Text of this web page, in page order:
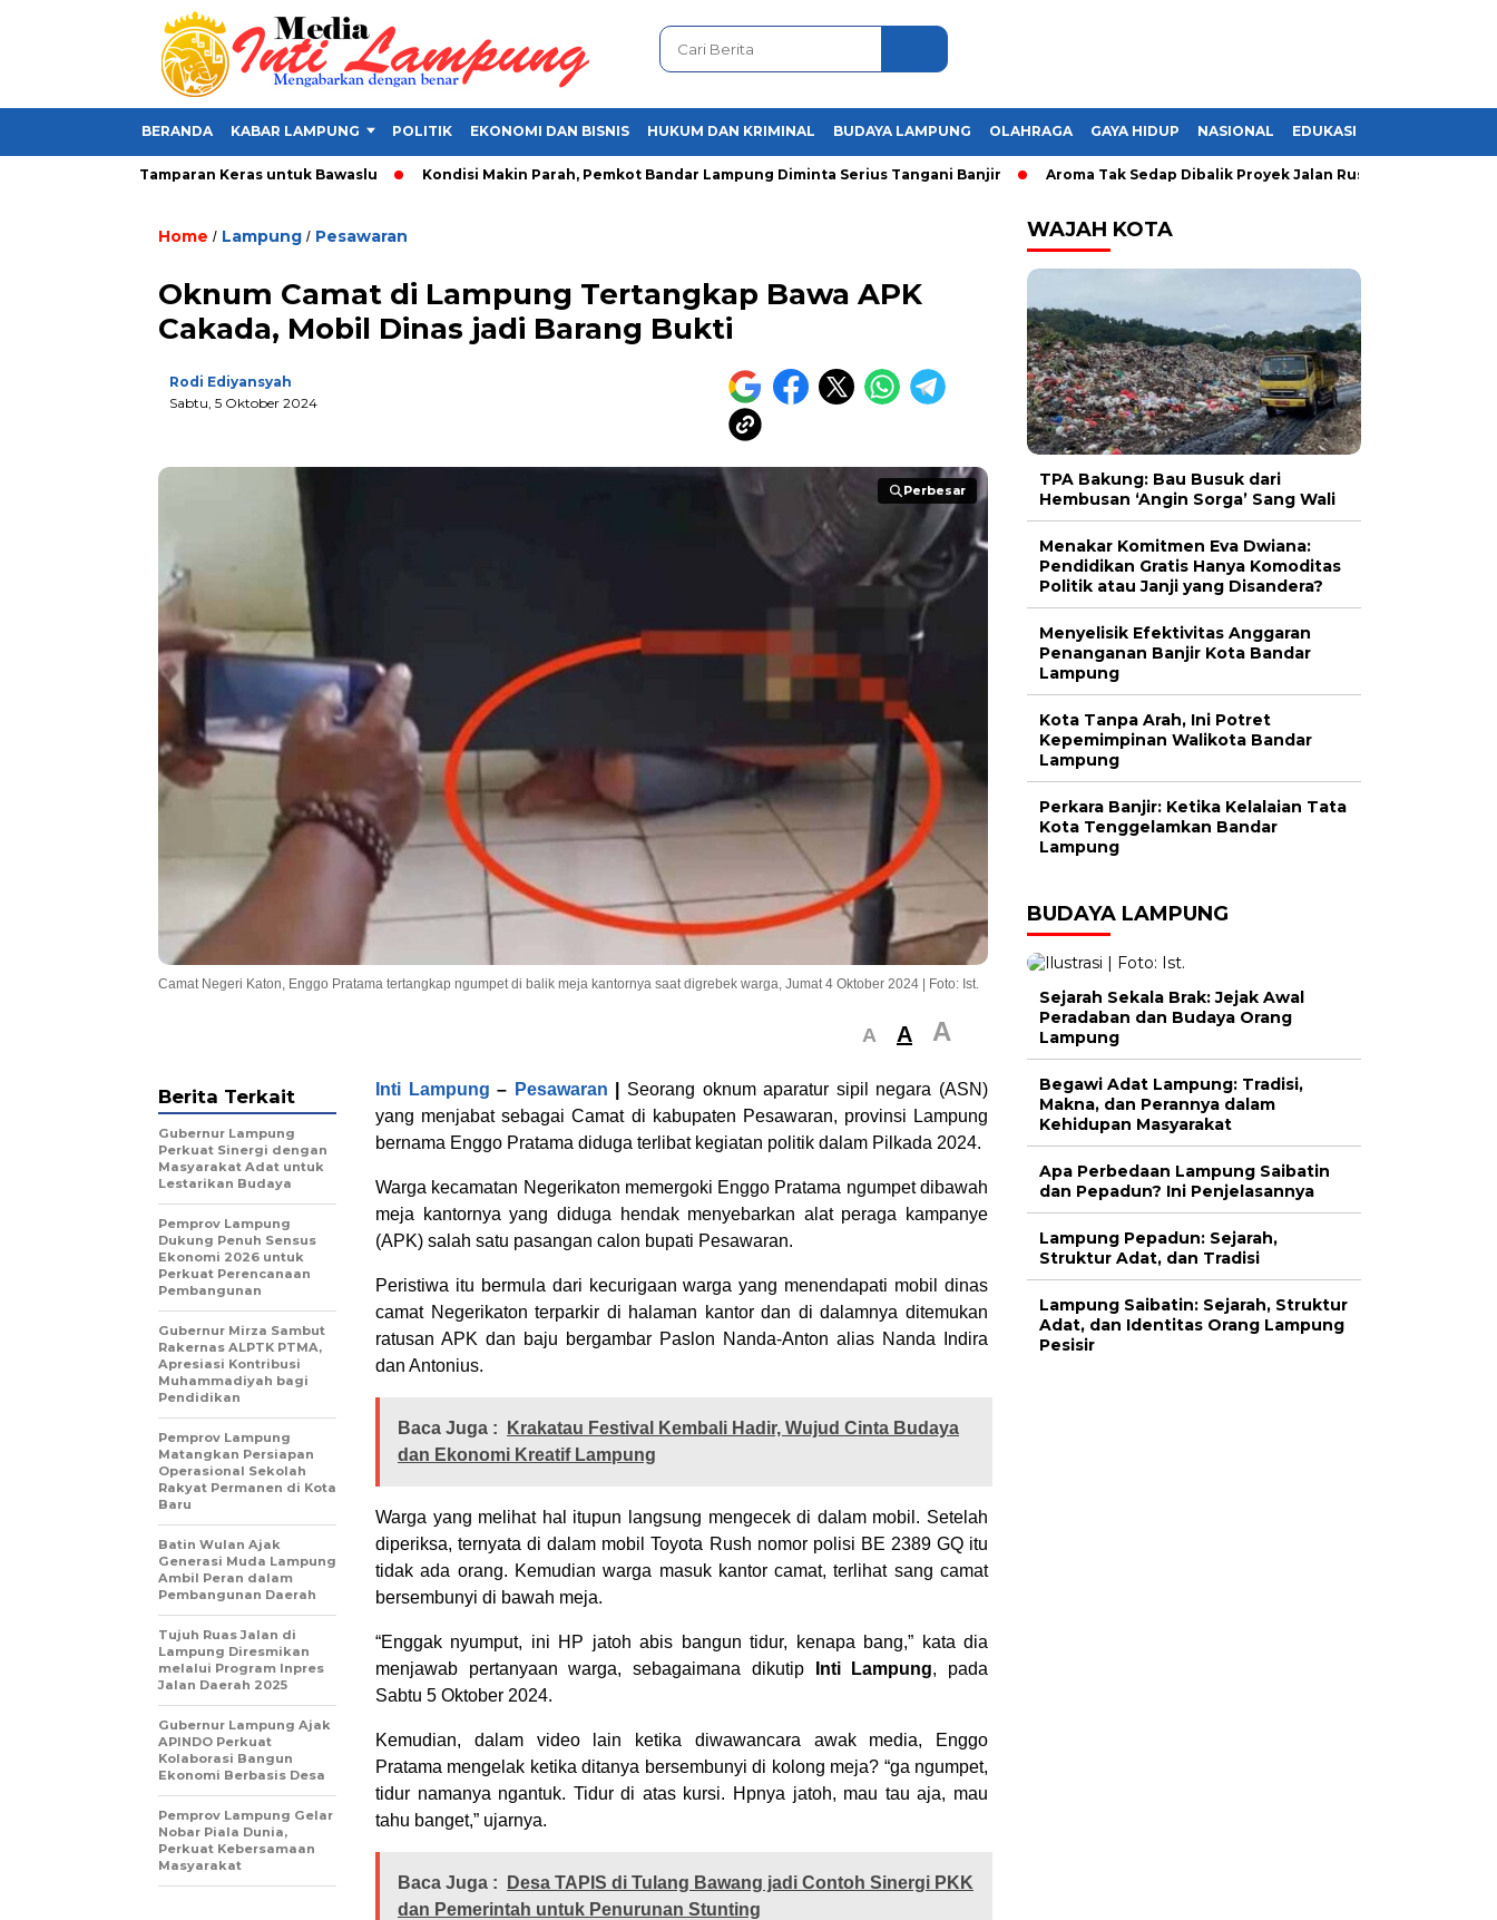
BERANDA KABAR LAMPUNG POLITIK EKONOMI DAN BISNIS HUKUM DAN KRIMINAL BUDAYA LAMPUNG OLAHRAGA GAYA HIDUP NASIONAL EDUKASI
Politik, Tamparan Keras untuk Bawaslu Kondisi Makin Parah, Pemkot Bandar Lampung Diminta Serius Tangani Banjir Aroma Tak Sedap Dibalik Proyek Jalan Rusak di Lampung,
Home / Lampung / Pesawaran
Oknum Camat di Lampung Tertangkap Bawa APK
Cakada, Mobil Dinas jadi Barang Bukti
Rodi Ediyansyah
Sabtu, 5 Oktober 2024
Perbesar
Perbesar
Camat Negeri Katon, Enggo Pratama tertangkap ngumpet di balik meja kantornya saat digrebek warga, Jumat 4 Oktober 2024 | Foto: Ist.
A A A
Inti Lampung – Pesawaran
Seorang oknum aparatur sipil negara (ASN)
yang menjabat sebagai Camat di kabupaten Pesawaran, provinsi Lampung
bernama Enggo Pratama diduga terlibat kegiatan politik dalam Pilkada 2024.
Warga kecamatan Negerikaton memergoki Enggo Pratama ngumpet dibawah
meja kantornya yang diduga hendak menyebarkan alat peraga kampanye
(APK) salah satu pasangan calon bupati Pesawaran.
Peristiwa itu bermula dari kecurigaan warga yang menendapati mobil dinas
camat Negerikaton terparkir di halaman kantor dan di dalamnya ditemukan
ratusan APK dan baju bergambar Paslon Nanda-Anton alias Nanda Indira
dan Antonius.
Baca Juga :
Krakatau Festival Kembali Hadir, Wujud Cinta Budaya
dan Ekonomi Kreatif Lampung
Warga yang melihat hal itupun langsung mengecek di dalam mobil. Setelah
diperiksa, ternyata di dalam mobil Toyota Rush nomor polisi BE 2389 GQ itu
tidak ada orang. Kemudian warga masuk kantor camat, terlihat sang camat
bersembunyi di bawah meja.
“Enggak nyumput, ini HP jatoh abis bangun tidur, kenapa bang,” kata dia
menjawab pertanyaan warga, sebagaimana dikutip
Inti Lampung, pada
Sabtu 5 Oktober 2024.
Kemudian, dalam video lain ketika diwawancara awak media, Enggo
Pratama mengelak ketika ditanya bersembunyi di kolong meja? “ga ngumpet,
tidur namanya ngantuk. Tidur di atas kursi. Hpnya jatoh, mau tau aja, mau
tahu banget,” ujarnya.
Baca Juga :
Desa TAPIS di Tulang Bawang jadi Contoh Sinergi PKK
dan Pemerintah untuk Penurunan Stunting
Berita Terkait
Gubernur Lampung
Perkuat Sinergi dengan
Masyarakat Adat untuk
Lestarikan Budaya
Pemprov Lampung
Dukung Penuh Sensus
Ekonomi 2026 untuk
Perkuat Perencanaan
Pembangunan
Gubernur Mirza Sambut
Rakernas ALPTK PTMA,
Apresiasi Kontribusi
Muhammadiyah bagi
Pendidikan
Pemprov Lampung
Matangkan Persiapan
Operasional Sekolah
Rakyat Permanen di Kota
Baru
Batin Wulan Ajak
Generasi Muda Lampung
Ambil Peran dalam
Pembangunan Daerah
Tujuh Ruas Jalan di
Lampung Diresmikan
melalui Program Inpres
Jalan Daerah 2025
Gubernur Lampung Ajak
APINDO Perkuat
Kolaborasi Bangun
Ekonomi Berbasis Desa
Pemprov Lampung Gelar
Nobar Piala Dunia,
Perkuat Kebersamaan
Masyarakat
WAJAH KOTA
TPA Bakung: Bau Busuk dari
Hembusan ‘Angin Sorga’ Sang Wali
Menakar Komitmen Eva Dwiana:
Pendidikan Gratis Hanya Komoditas
Politik atau Janji yang Disandera?
Menyelisik Efektivitas Anggaran
Penanganan Banjir Kota Bandar
Lampung
Kota Tanpa Arah, Ini Potret
Kepemimpinan Walikota Bandar
Lampung
Perkara Banjir: Ketika Kelalaian Tata
Kota Tenggelamkan Bandar
Lampung
BUDAYA LAMPUNG
Sejarah Sekala Brak: Jejak Awal
Peradaban dan Budaya Orang
Lampung
Begawi Adat Lampung: Tradisi,
Makna, dan Perannya dalam
Kehidupan Masyarakat
Apa Perbedaan Lampung Saibatin
dan Pepadun? Ini Penjelasannya
Lampung Pepadun: Sejarah,
Struktur Adat, dan Tradisi
Lampung Saibatin: Sejarah, Struktur
Adat, dan Identitas Orang Lampung
Pesisir